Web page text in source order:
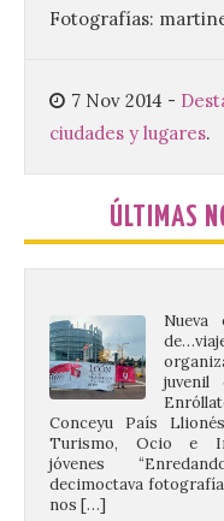
Fotografías:
7 Nov 2014 -
ciudades y lugares.
ÚLTIMAS
desde la sede
Parlamento
7 Ago 2026
Nueva
juvenil
jóvenes
decimoctava
nos […]
UPL insta a la
actuar para
castillo del